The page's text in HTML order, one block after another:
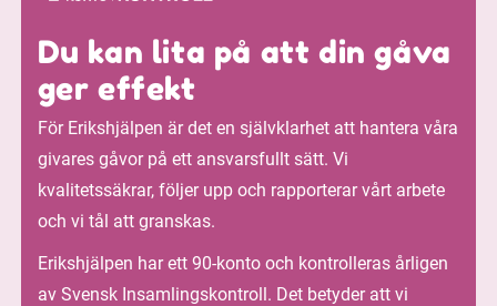
Du kan lita på att din gåva
ger effekt
För Erikshjälpen är det en självklarhet att hantera våra
givares gåvor på ett ansvarsfullt sätt. Vi
kvalitetssäkrar, följer upp och rapporterar vårt arbete
och vi tål att granskas.
Erikshjälpen har ett 90-konto och kontrolleras årligen
av Svensk Insamlingskontroll. Det betyder att vi